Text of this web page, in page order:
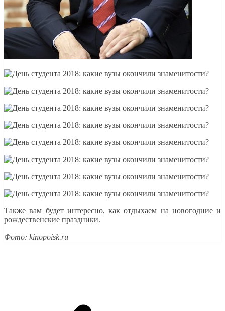
Также вам будет интересно, как отдыхаем на новогодние и
рождественские праздники.
Фото: kinopoisk.ru